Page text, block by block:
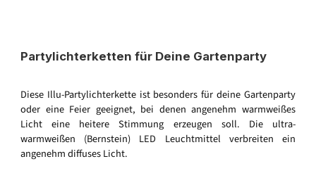
Partylichterketten für Deine Gartenparty
Diese Illu-Partylichterkette ist besonders für deine Gartenparty
oder eine Feier geeignet, bei denen angenehm warmweißes
Licht eine heitere Stimmung erzeugen soll. Die ultra-
warmweißen (Bernstein) LED Leuchtmittel verbreiten ein
angenehm diffuses Licht.